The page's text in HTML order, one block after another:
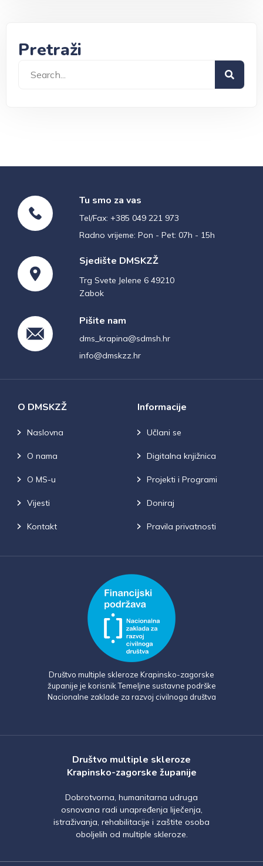
Pretraži
Tu smo za vas
Tel/Fax: +385 049 221 973
Radno vrijeme: Pon - Pet: 07h - 15h
Sjedište DMSKZŽ
Trg Svete Jelene 6 49210
Zabok
Pišite nam
dms_krapina@sdmsh.hr
info@dmskzz.hr
Društvo multiple skleroze Krapinsko-zagorske
županije je korisnik Temeljne sustavne podrške
Nacionalne zaklade za razvoj civilnoga društva
O DMSKZŽ
Naslovna
O nama
O MS-u
Vijesti
Kontakt
Informacije
Učlani se
Digitalna knjižnica
Projekti i Programi
Doniraj
Pravila privatnosti
Društvo multiple skleroze
Krapinsko-zagorske županije
Dobrotvorna, humanitarna udruga
osnovana radi unapređenja liječenja,
istraživanja, rehabilitacije i zaštite osoba
oboljelih od multiple skleroze.